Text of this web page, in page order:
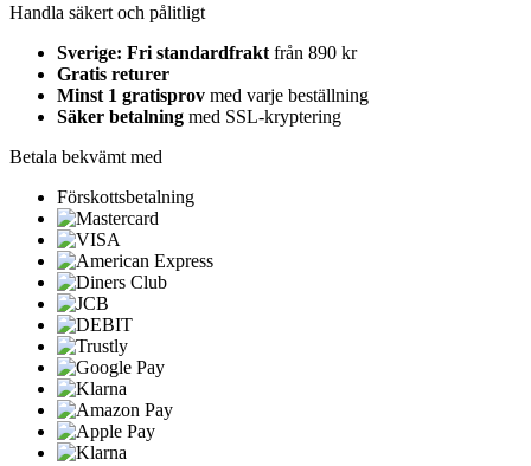
Handla säkert och pålitligt
Sverige: Fri standardfrakt från 890 kr
Gratis returer
Minst 1 gratisprov med varje beställning
Säker betalning med SSL-kryptering
Betala bekvämt med
Förskottsbetalning